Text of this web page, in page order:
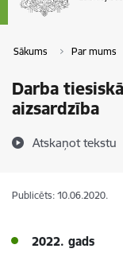
Sākums Par mums
Darba
aizsardzība
Atskaņot tekstu
Publicēts: 10.06.2020.
2022. gads